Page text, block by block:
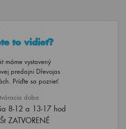
to vidieť?
máme vystavený
predajni Dřevojas
Príďte sa pozrieť.
doba
8-12 a 13-17 hod
ZATVORENÉ